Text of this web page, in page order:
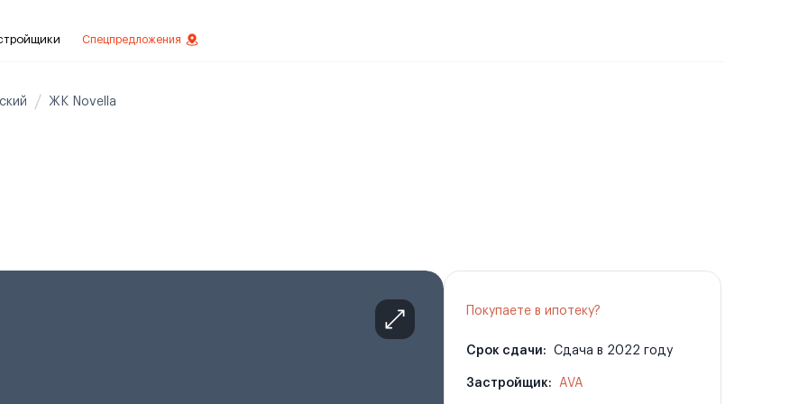
Спецпредложения
ЖК Novella
Покупаете в ипотеку?
Срок сдачи: Сдача в 2022 году
Застройщик: AVA